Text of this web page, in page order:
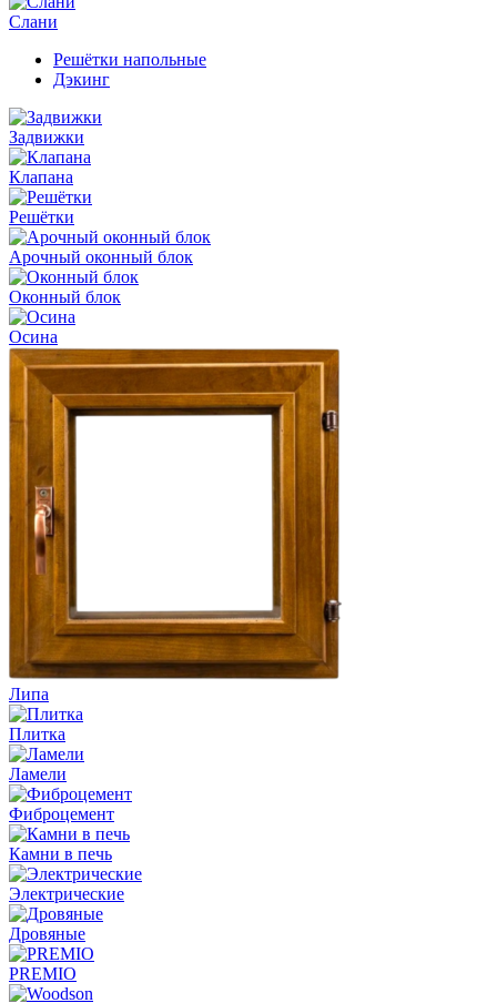
Слани
Решётки напольные
Дэкинг
Задвижки
Клапана
Решётки
Арочный оконный блок
Оконный блок
Осина
Липа
Плитка
Ламели
Фиброцемент
Камни в печь
Электрические
Дровяные
PREMIO